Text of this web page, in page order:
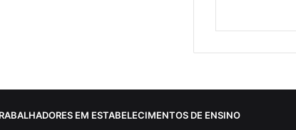
EM ESTABELECIMENTOS DE ENSINO